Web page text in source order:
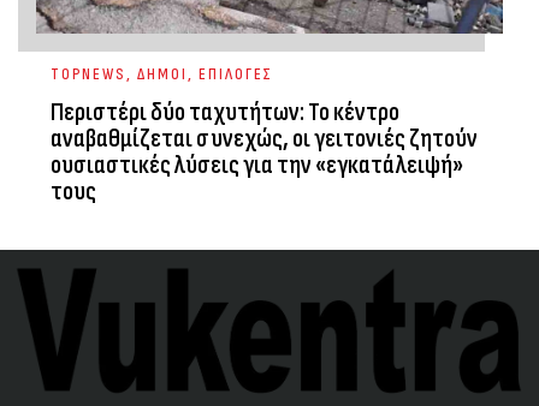
TOPNEWS, ΔΗΜΟΙ, ΕΠΙΛΟΓΕΣ
Περιστέρι δύο ταχυτήτων: Το κέντρο
αναβαθμίζεται συνεχώς, οι γειτονιές ζητούν
ουσιαστικές λύσεις για την «εγκατάλειψή»
τους